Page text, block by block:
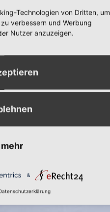
Technologien von Dritten, um
verbessern und Werbung
Nutzer anzuzeigen.
mehr
&